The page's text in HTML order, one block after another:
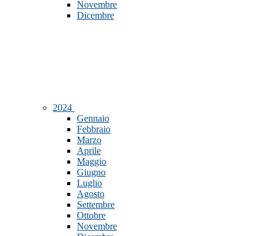
Novembre
Dicembre
2024
Gennaio
Febbraio
Marzo
Aprile
Maggio
Giugno
Luglio
Agosto
Settembre
Ottobre
Novembre